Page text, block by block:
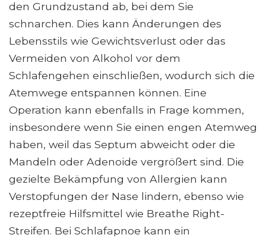
den Grundzustand ab, bei dem Sie
schnarchen. Dies kann Änderungen des
Lebensstils wie Gewichtsverlust oder das
Vermeiden von Alkohol vor dem
Schlafengehen einschließen, wodurch sich die
Atemwege entspannen können. Eine
Operation kann ebenfalls in Frage kommen,
insbesondere wenn Sie einen engen Atemweg
haben, weil das Septum abweicht oder die
Mandeln oder Adenoide vergrößert sind. Die
gezielte Bekämpfung von Allergien kann
Verstopfungen der Nase lindern, ebenso wie
rezeptfreie Hilfsmittel wie Breathe Right-
Streifen. Bei Schlafapnoe kann ein